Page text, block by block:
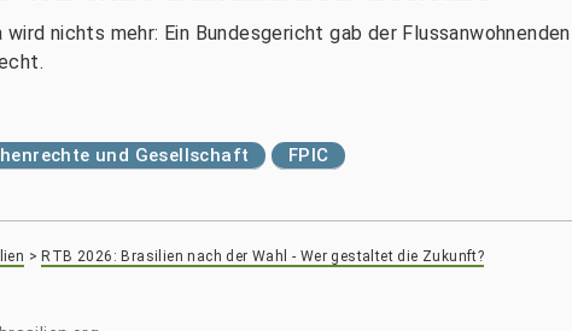
nichts mehr: Ein Bundesgericht gab der
und Gesellschaft FPIC
> RTB 2026: Brasilien nach der Wahl - Wer gestaltet die Zukunft?